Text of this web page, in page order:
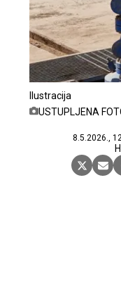
Ilustracija
USTUPLJENA
8.5.2026.,